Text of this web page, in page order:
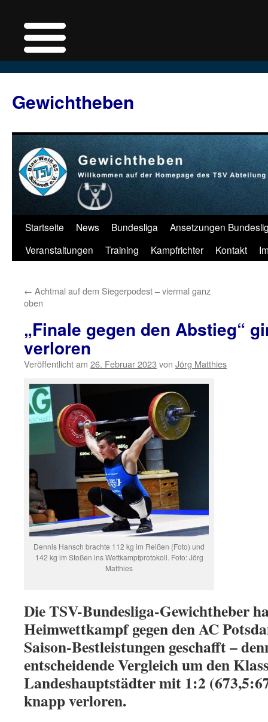
springen
Gewichtheben
Startseite News Bundesliga
Ansetzungen
Veranstaltungen
Training Kampfrichter Kontakt
← Achtmal auf dem Siegerpodest – viermal ganz
oben
„Finale gegen den Abstieg“
verloren
Veröffentlicht am 26. Februar 2023 von Jörg Matthies
Dennis Hansch brachte 112 kg im Reißen (Foto) und
142 kg im Stoßen ins Wettkampfprotokoll. Foto: Jörg
Matthies
Die TSV-Bundesliga-Gewichtheber
Heimwettkampf gegen den AC
Saison-Bestleistungen geschafft –
entscheidende Vergleich um den
Landeshauptstädter mit 1:2
knapp verloren.